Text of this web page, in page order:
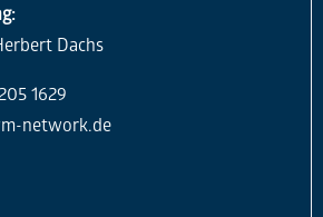
Dachs
1629
network.de